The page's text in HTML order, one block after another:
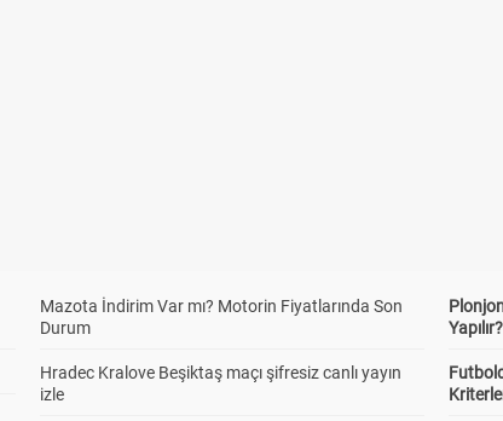
Mazota İndirim Var mı? Motorin Fiyatlarında Son
Durum
Hradec Kralove Beşiktaş maçı şifresiz canlı yayın
izle
Yapılır?